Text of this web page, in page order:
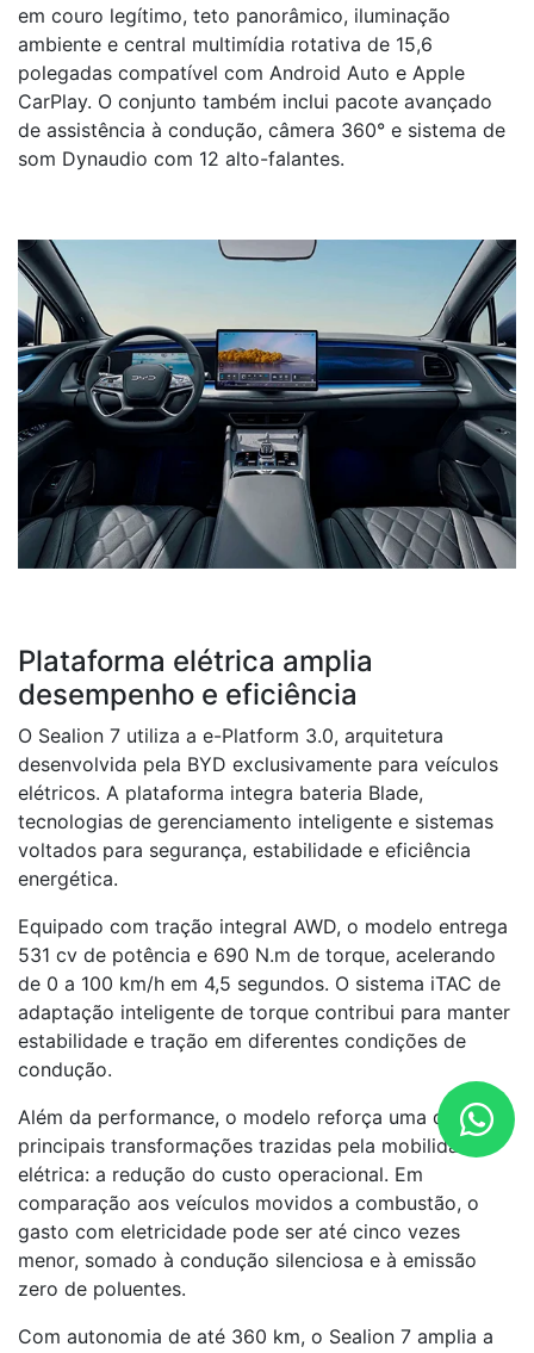
em couro legítimo, teto panorâmico, iluminação
ambiente e central multimídia rotativa de 15,6
polegadas compatível com Android Auto e Apple
CarPlay. O conjunto também inclui pacote avançado
de assistência à condução, câmera 360° e sistema de
som Dynaudio com 12 alto-falantes.
Plataforma elétrica amplia
desempenho e eficiência
O Sealion 7 utiliza a e-Platform 3.0, arquitetura
desenvolvida pela BYD exclusivamente para veículos
elétricos. A plataforma integra bateria Blade,
tecnologias de gerenciamento inteligente e sistemas
voltados para segurança, estabilidade e eficiência
energética.
Equipado com tração integral AWD, o modelo entrega
531 cv de potência e 690 N.m de torque, acelerando
de 0 a 100 km/h em 4,5 segundos. O sistema iTAC de
adaptação inteligente de torque contribui para manter
estabilidade e tração em diferentes condições de
condução.
Além da performance, o modelo reforça uma das
principais transformações trazidas pela mobilidade
elétrica: a redução do custo operacional. Em
comparação aos veículos movidos a combustão, o
gasto com eletricidade pode ser até cinco vezes
menor, somado à condução silenciosa e à emissão
zero de poluentes.
Com autonomia de até 360 km, o Sealion 7 amplia a